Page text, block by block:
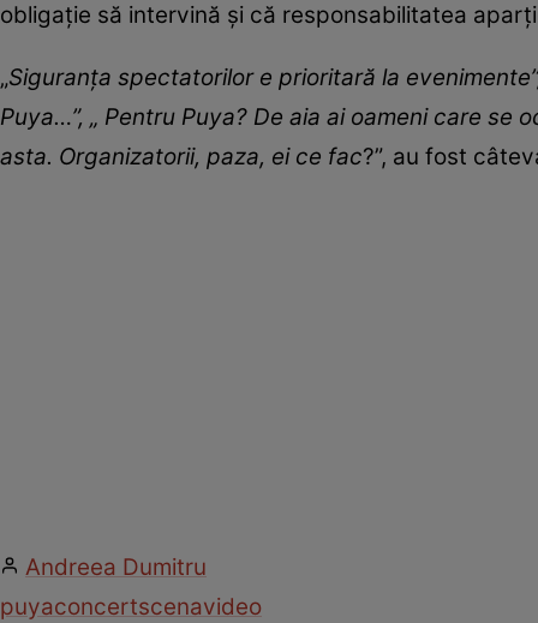
obligație să intervină și că responsabilitatea
„Siguranța spectatorilor e prioritară la
Puya…”, „ Pentru Puya? De aia ai oameni care
asta. Organizatorii, paza, ei ce fac?”, au fost
Andreea Dumitru
puyaconcertscenavideo